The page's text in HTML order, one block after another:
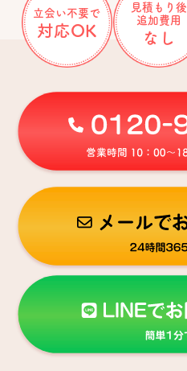
立会い不要で
対応OK
見積もり後
追加費用
なし